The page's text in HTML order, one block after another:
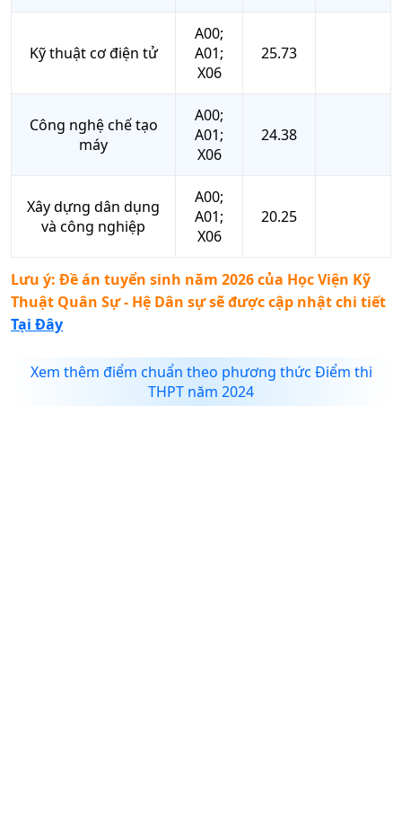
Kỹ thuật cơ điện tử
A00;
A01;
X06
25.73
Công nghệ chế tạo
máy
A00;
A01;
X06
24.38
Xây dựng dân dụng
và công nghiệp
A00;
A01;
X06
20.25
Lưu ý: Đề án tuyển sinh năm 2026 của Học Viện Kỹ
Thuật Quân Sự - Hệ Dân sựsẽ được cập nhật chi tiết
Tại Đây
Xem thêm điểm chuẩn theo phương thức Điểm thi
THPT năm 2024